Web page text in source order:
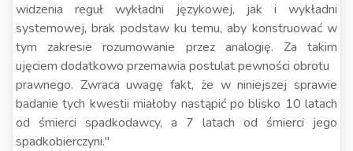
widzenia reguł wykładni językowej, jak i wykładni
systemowej, brak podstaw ku temu, aby konstruować w
tym zakresie rozumowanie przez analogię. Za takim
ujęciem dodatkowo przemawia postulat pewności obrotu
prawnego. Zwraca uwagę fakt, że w niniejszej sprawie
badanie tych kwestii miałoby nastąpić po blisko 10 latach
od śmierci spadkodawcy, a 7 latach od śmierci jego
spadkobierczyni."